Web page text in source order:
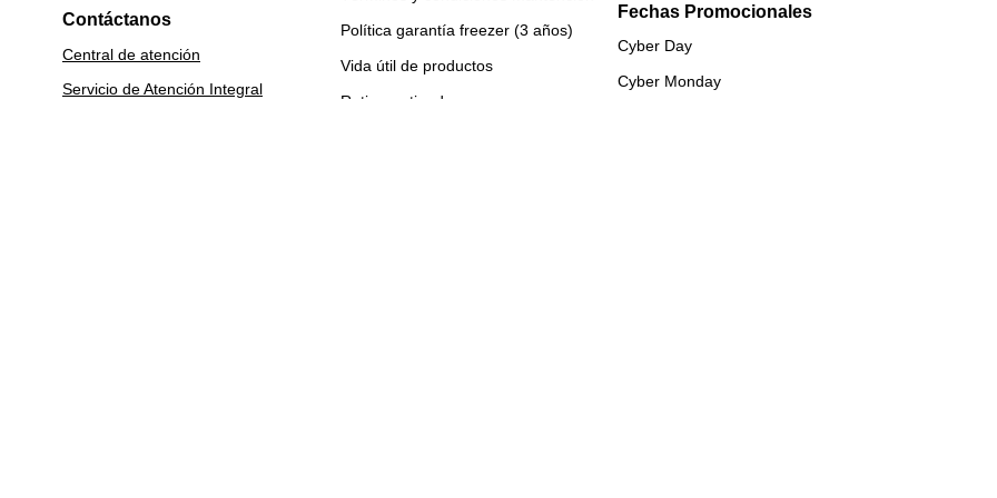
Contáctanos
Central de atención
Servicio de Atención Integral
Política garantía freezer (3 años)
Vida útil de productos
Retiro en tienda
Fechas Promocionales
Cyber Day
Cyber Monday